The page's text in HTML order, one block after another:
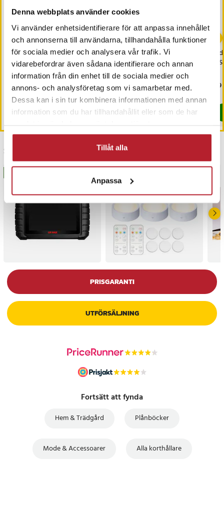
Denna webbplats använder cookies
Vi använder enhetsidentifierare för att anpassa innehållet
och annonserna till användarna, tillhandahålla funktioner
för sociala medier och analysera vår trafik. Vi
vidarebefordrar även sådana identifierare och annan
information från din enhet till de sociala medier och
annons- och analysföretag som vi samarbetar med.
Dessa kan i sin tur kombinera informationen med annan
information som du har tillhandahållit eller som de har
Tillåt alla
Anpassa
Osram Ugnslampa
Halogen G9 40W
Pris:129 kr
129 kr
Just nu har vi bara 2 kvar av denna produkt
Köp
2,5" Extern kabinett till
SATA hårddisk - USB 3.0
Pris :129 kr
129 kr
I lager, levereras inom 1-2 vardagar
Köp
Senast besökta
PRISGARANTI
UTFÖRSÄLJNING
Fortsätt att fynda
Hem & Trädgård Plånböcker
Mode & Accessoarer Alla korthållare